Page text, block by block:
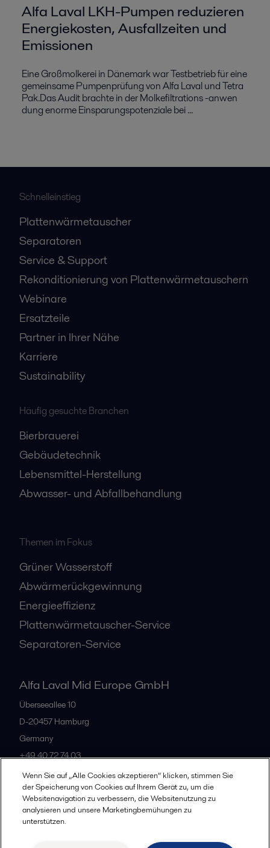
Alfa Laval LKH-Pumpen reduzieren
Energiekosten, Ausfallzeiten und
Emissionen
Eine Großmolkerei in Dänemark war Testbetrieb für eine
gemeinsame Pumpenprüfung von Alfa Laval und Tetra
Pak.Das Audit brachte in der Molkefiltrations -anwen
dung enorme Einsparungspotenziale bei ...
Schnelleinstieg
Plattenwärmetauscher
Separatoren
Service & Support
Rekonditionierung von Plattenwärmetauschern
Webinare
Ersatzteile
Partner in Ihrer Nähe
Karriere
Sustainability
Häufig gesuchte Branchen
Bierbrauerei
Gebäudetechnik
Lebensmittel-Herstellung
Abwasser- und Abfallbehandlung
Themen im Fokus
Grüner Wasserstoff
Abwärmerückgewinnung
Energieeffizienz
Plattenwärmetauscher-Service
Separatoren-Service
Alfa Laval Mid Europe GmbH
Überseeallee 10
D-20457 Hamburg
Germany
+49 40 72 74 03
Alle Büros
Cookie-Richtlinien Impressum
Wenn Sie auf „Alle Cookies akzeptieren“ klicken, stimmen Sie
der Speicherung von Cookies auf Ihrem Gerät zu, um die
Websitenavigation zu verbessern, die Websitenutzung zu
analysieren und unsere Marketingbemühungen zu
unterstützen.